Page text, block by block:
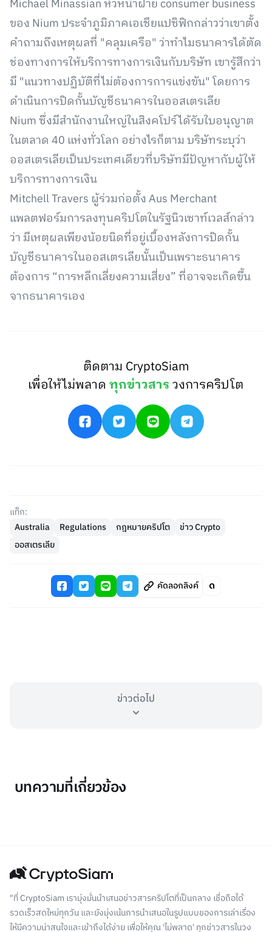
Michael Minassian หัวหน้าฝ่าย consumer business
ของ Nium ประจำภูมิภาคเอเชียแปซิฟิกกล่าวว่าเขาตั้ง
คำถามถึงเหตุผลที่ "คลุมเครือ" ว่าทำไมธนาคารได้ตัด
ช่องทางการให้บริการทางการเงินกับบริษัท เขารู้สึกว่า
มี "แนวทางปฏิบัติที่ไม่ต้องการการแข่งขัน" โดยการ
ดำเนินการปิดกั้นบัญชีธนาคารในออสเตรเลีย
Nium ซึ่งมีสำนักงานใหญ่ในสิงคโปร์ได้รับใบอนุญาต
ในตลาด 40 แห่งทั่วโลก อย่างไรก็ตาม บริษัทระบุว่า
ออสเตรเลียเป็นประเทศเดียวที่บริษัทมีปัญหากับผู้ให้
บริการทางการเงิน
Mitchell Travers ผู้ร่วมก่อตั้ง Aus Merchant
แพลตฟอร์มการลงทุนคริปโตในรัฐนิวเซาท์เวลส์กล่าว
ว่า มีเหตุผลเพียงน้อยนิดที่อยู่เบื้องหลังการปิดกั้น
บัญชีธนาคารในออสเตรเลียนั้นเป็นเพราะธนาคาร
ต้องการ “การหลีกเลี่ยงความเสี่ยง” ที่อาจจะเกิดขึ้น
จากธนาคารเอง
ติดตาม CryptoSiam
เพื่อให้ไม่พลาดทุกข่าวสารวงการคริปโต
แท็ก:
Australia
Regulations กฎหมายคริปโต
ข่าว Crypto
ออสเตรเลีย
คัดลอกลิงค์
ข่าวต่อไป
บทความที่เกี่ยวข้อง
"ที่ CryptoSiam เรามุ่งมั่นนำเสนอข่าวสารคริปโตที่เป็นกลาง เชื่อถือได้
รวดเร็วสดใหม่ทุกวัน และยังมุ่งเน้นการนำเสนอในรูปแบบของการเล่าเรื่อง
ให้มีความน่าสนใจและเข้าถึงได้ง่าย เพื่อให้คุณ 'ไม่พลาด' ทุกข่าวสารในวง